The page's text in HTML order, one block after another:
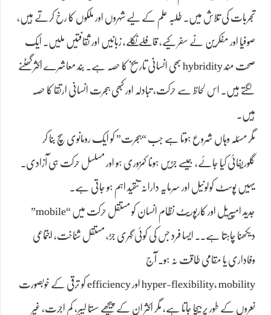
تجربات کی تلاش میں۔ طلبہ علم کے لیے شہروں اور ملکوں کا رخ کرتے ہیں،
صوفیا اور مفکرین نے سفر کیے، قافلے نکلے، زبانیں اور ثقافتیں ملیں۔ ایک
صحت مند hybridity بھی انسانی تاریخ کا حصہ ہے۔ بند معاشرے اکثر گھٹنے
لگتے ہیں۔ اس لحاظ سے حرکت، تبادلہ اور کبھی ہجرت انسانی ارتقا کا حصہ
ہیں۔
مگر مسئلہ وہاں شروع ہوتا ہے جب “ہجرت” کو ایک رومانوی سچ بنا کر
گلوریفائی کیا جائے، جیسے جڑیں ہونا کمزوری ہو اور مسلسل حرکت ہی آزادی۔
یہیں پوسٹ کولونیل اور سرمایہ دارانہ تنقید اہم ہو جاتی ہے۔
جدید امپیریل اور کارپوریٹ نظام انسان کو مستقل حرکت میں “mobile”
دیکھنا چاہتا ہے۔۔ ایسا فرد جس کی کوئی گہری جڑ، مستقل شناخت، اجتماعی
وفاداری یا مقامی طاقت نہ ہو۔ آج
hyper-flexibility، mobility اور efficiency کو ترقی کے خوبصورت
نعروں کے طور پر بیچا جاتا ہے، مگر اکثر ان کے پیچھے سستا لیبر، کم اجرت، غیر